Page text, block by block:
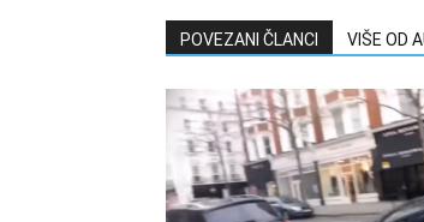
POVEZANI ČLANCI VIŠE OD